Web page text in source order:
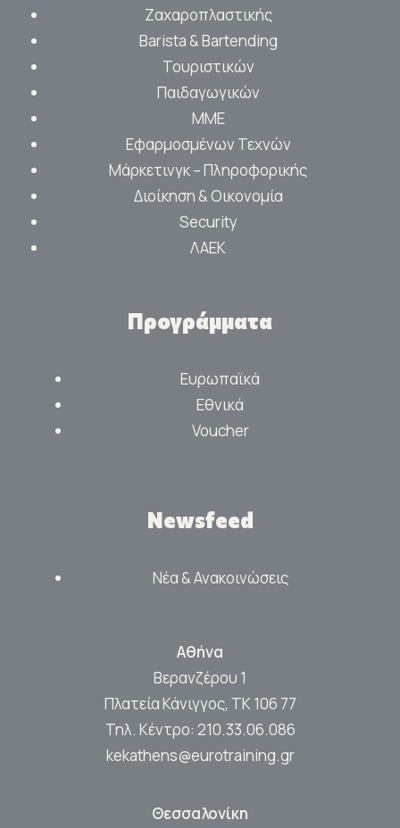
Ζαχαροπλαστικής
Barista & Bartending
Τουριστικών
Παιδαγωγικών
ΜΜΕ
Εφαρμοσμένων Τεχνών
Μάρκετινγκ – Πληροφορικής
Διοίκηση & Οικονομία
Security
ΛΑΕΚ
Προγράμματα
Ευρωπαϊκά
Εθνικά
Voucher
Newsfeed
Νέα & Ανακοινώσεις
Αθήνα
Βερανζέρου 1
Πλατεία Κάνιγγος, ΤΚ 106 77
Τηλ. Κέντρο: 210.33.06.086
kekathens@eurotraining.gr
Θεσσαλονίκη